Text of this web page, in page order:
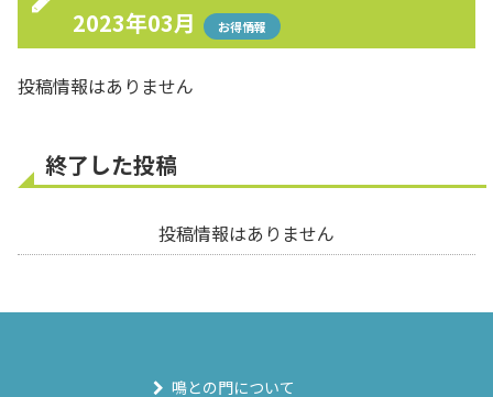
2023年03月
お得情報
投稿情報はありません
終了した投稿
投稿情報はありません
鳴との門について